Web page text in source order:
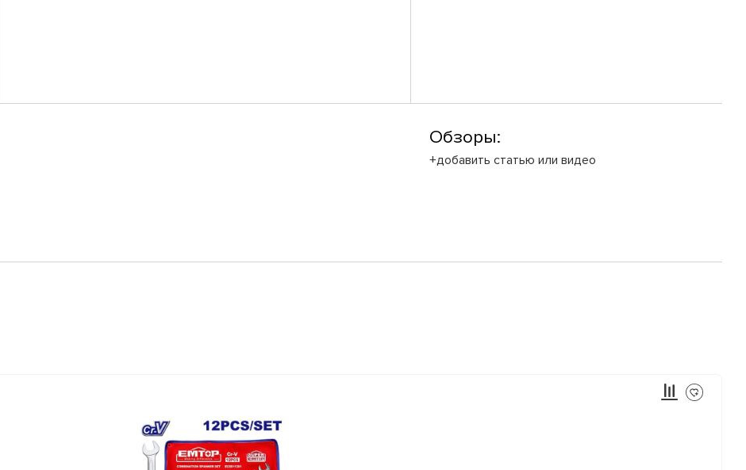
Обзоры:
+добавить статью или видео